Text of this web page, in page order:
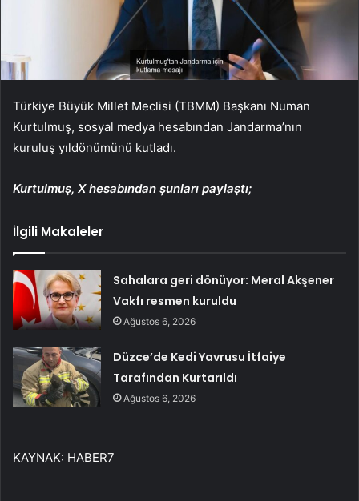
Türkiye Büyük Millet Meclisi (TBMM) Başkanı Numan
Kurtulmuş, sosyal medya hesabından Jandarma’nın
kuruluş yıldönümünü kutladı.
Kurtulmuş, X hesabından şunları paylaştı;
İlgili Makaleler
Sahalara geri dönüyor: Meral Akşener
Vakfı resmen kuruldu
Ağustos 6, 2026
Düzce’de Kedi Yavrusu İtfaiye
Tarafından Kurtarıldı
Ağustos 6, 2026
KAYNAK: HABER7